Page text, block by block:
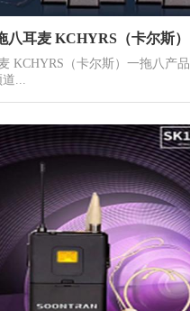
八耳麦 KCHYRS（卡尔斯）
KCHYRS（卡尔斯）一拖八产品
道...